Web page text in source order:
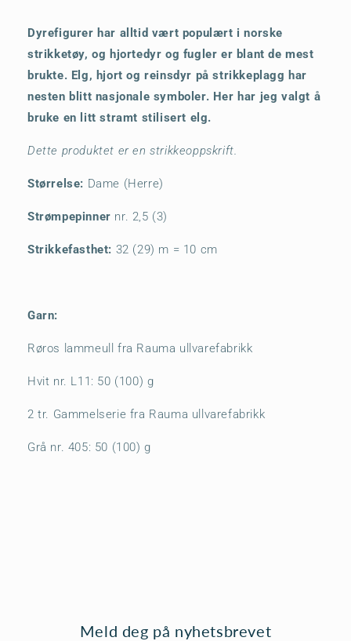
Dyrefigurer har alltid vært populært i norske
strikketøy, og hjortedyr og fugler er blant de mest
brukte. Elg, hjort og reinsdyr på strikkeplagg har
nesten blitt nasjonale symboler. Her har jeg valgt å
bruke en litt stramt stilisert elg.
Dette produktet er en strikkeoppskrift.
Størrelse: Dame (Herre)
Strømpepinner nr. 2,5 (3)
Strikkefasthet: 32 (29) m = 10 cm
Garn:
Røros lammeull fra Rauma ullvarefabrikk
Hvit nr. L11: 50 (100) g
2 tr. Gammelserie fra Rauma ullvarefabrikk
Grå nr. 405: 50 (100) g
Meld deg på nyhetsbrevet